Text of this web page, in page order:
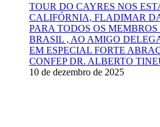
TOUR DO CAYRES NOS
CALIFÓRNIA, FLADIMAR
PARA TODOS OS
BRASIL , AO AMIGO
EM ESPECIAL FORTE
CONFEP DR. ALBERTO
10 de dezembro de 2025